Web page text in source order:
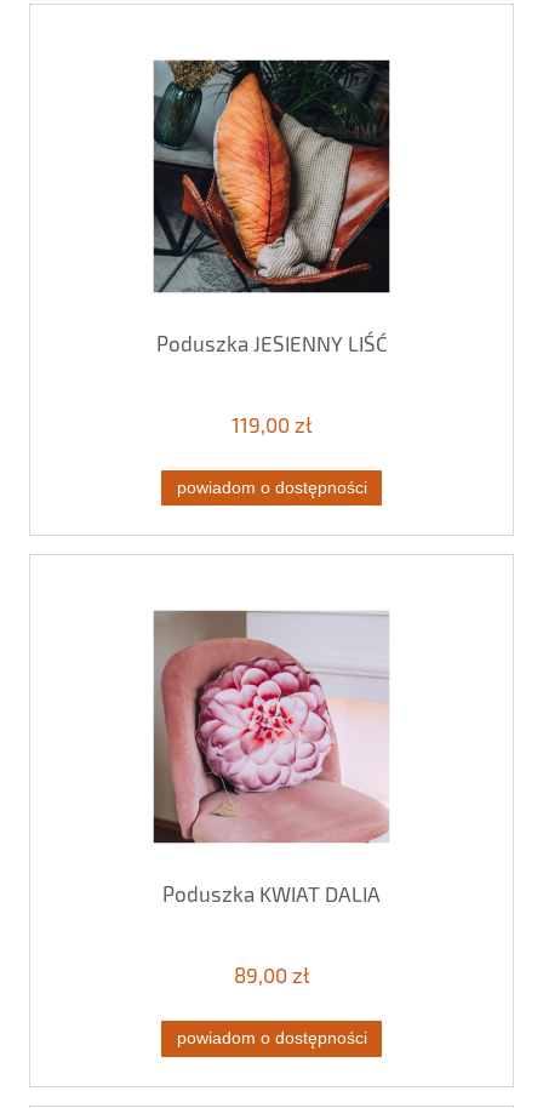
Poduszka JESIENNY LIŚĆ
119,00 zł
powiadom o dostępności
Poduszka KWIAT DALIA
89,00 zł
powiadom o dostępności